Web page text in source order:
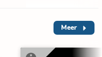
Meer